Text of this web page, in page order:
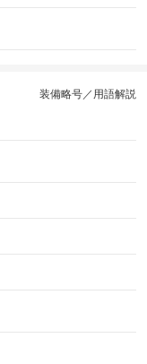
装備略号／用語解説